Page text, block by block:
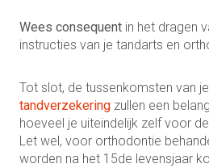
Wees consequent in het dragen
instructies van je tandarts en
Tot slot, de tussenkomsten van je
tandverzekering zullen een
hoeveel je uiteindelijk zelf voor
Let wel, voor orthodontie
worden na het 15de levensjaar